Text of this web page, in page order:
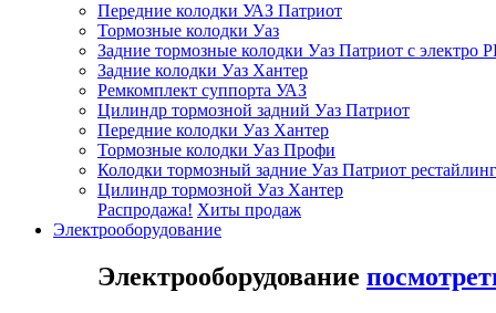
Передние колодки УАЗ Патриот
Тормозные колодки Уаз
Задние тормозные колодки Уаз Патриот с электро
Задние колодки Уаз Хантер
Ремкомплект суппорта УАЗ
Цилиндр тормозной задний Уаз Патриот
Передние колодки Уаз Хантер
Тормозные колодки Уаз Профи
Колодки тормозный задние Уаз Патриот
Цилиндр тормозной Уаз Хантер
Распродажа! Хиты продаж
Электрооборудование
Электрооборудование